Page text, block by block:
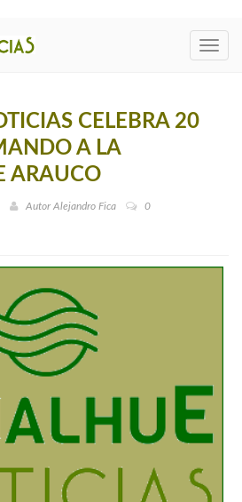
CELEBRA 20
A LA
ARAUCO
Autor Alejandro Fica
0